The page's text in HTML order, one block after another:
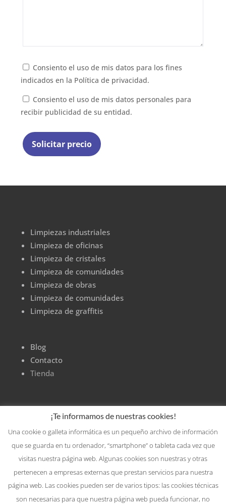
Consiento el uso de mis datos para los fines
indicados en la Política de privacidad.
Consiento el uso de mis datos personales para
recibir publicidad de su entidad.
Limpiezas industriales
Limpieza de oficinas
Limpieza de cristales
Limpieza de comunidades
Limpieza de obras
Limpieza de comunidades
Limpieza de graffitis
Blog
Contacto
Tienda
¡Te informamos de nuestras cookies!
Una cookie o galleta informática es un pequeño archivo de información
que se guarda en tu ordenador, “smartphone” o tableta cada vez que
visitas nuestra página web. Algunas cookies son nuestras y otras
pertenecen a empresas externas que prestan servicios para nuestra
página web. Las cookies pueden ser de varios tipos: las cookies técnicas
son necesarias para que nuestra página web pueda funcionar, no